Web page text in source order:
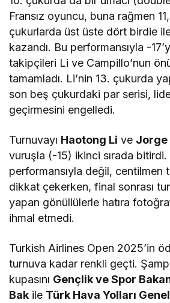
Fransız oyuncu, buna rağmen
çukurlarda üst üste dört birdie
kazandı. Bu performansıyla -
takipçileri Li ve Campillo’nun
tamamladı. Li’nin 13. çukurda
son beş çukurdaki par serisi,
geçirmesini engelledi.
Turnuvayı Haotong Li ve Jorge
vuruşla (-15) ikinci sırada
performansıyla değil, centilmen
dikkat çekerken, final sonrası
yapan gönüllülerle hatıra
ihmal etmedi.
Turkish Airlines Open 2025’in
turnuva kadar renkli geçti.
kupasını Gençlik ve Spor
Bak ile Türk Hava Yolları